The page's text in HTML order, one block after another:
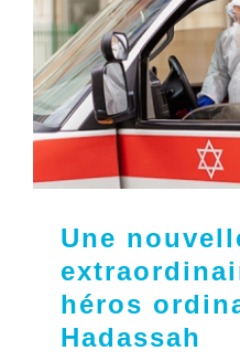
Une
héros
Hadassah